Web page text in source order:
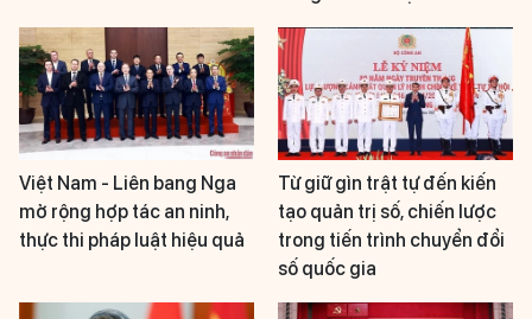
Việt Nam - Liên bang Nga
mở rộng hợp tác an ninh,
thực thi pháp luật hiệu quả
Từ giữ gìn trật tự đến kiến
tạo quản trị số, chiến lược
trong tiến trình chuyển đổi
số quốc gia